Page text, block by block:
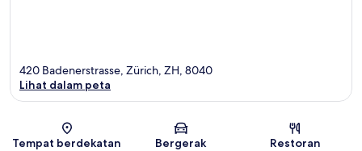
Peta
420 Badenerstrasse, Zürich, ZH, 8040
Lihat dalam peta
Tempat berdekatan Bergerak Restoran